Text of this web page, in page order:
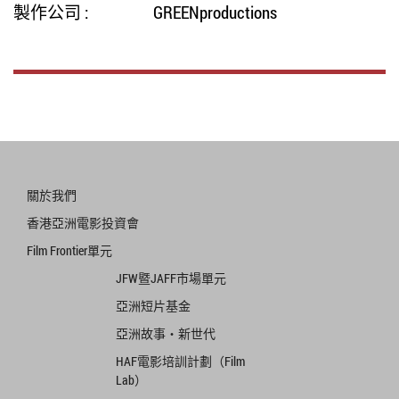
製作公司 :
GREENproductions
關於我們
香港亞洲電影投資會
Film Frontier單元
JFW暨JAFF市場單元
亞洲短片基金
亞洲故事‧新世代
HAF電影培訓計劃（Film
Lab）